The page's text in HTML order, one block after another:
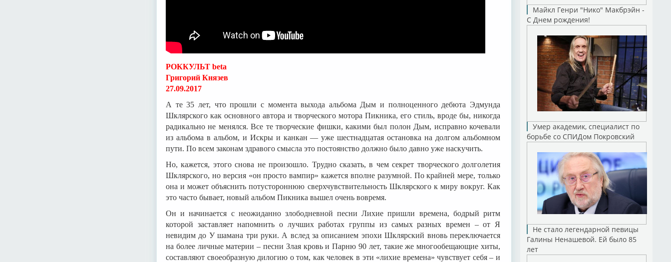
РОККУЛЬТ beta
Григорий Князев
27.09.2017
А те 35 лет, что прошли с момента выхода альбома Дым и полноценного дебюта Эдмунда
Шклярского как основного автора и творческого мотора Пикника, его стиль, вроде бы, никогда
радикально не менялся. Все те творческие фишки, какими был полон Дым, исправно кочевали
из альбома в альбом, и Искры и канкан — уже шестнадцатая остановка на долгом альбомном
пути. По всем законам здравого смысла это постоянство должно было давно уже наскучить.
Но, кажется, этого снова не произошло. Трудно сказать, в чем секрет творческого долголетия
Шклярского, но версия «он просто вампир» кажется вполне разумной. По крайней мере, только
она и может объяснить потустороннюю сверхчувствительность Шклярского к миру вокруг. Как
это часто бывает, новый альбом Пикника вышел очень вовремя.
Он и начинается с неожиданно злободневной песни Лихие пришли времена, бодрый ритм
которой заставляет напомнить о лучших работах группы из самых разных времен – от Я
невидим до У шамана три руки. А вслед за описанием эпохи Шклярский вновь переключается
на более личные материи – песни Злая кровь и Парню 90 лет, такие же многообещающие хиты,
составляют своеобразную дилогию о том, как человек в эти «лихие времена» чувствует себя – и
Майкл Генри "Нико" Макбрэйн -
С Днем рождения!
Умер академик, специалист по
борьбе со СПИДом Покровский
Не стало легендарной певицы
Галины Ненашевой. Ей было 85
лет